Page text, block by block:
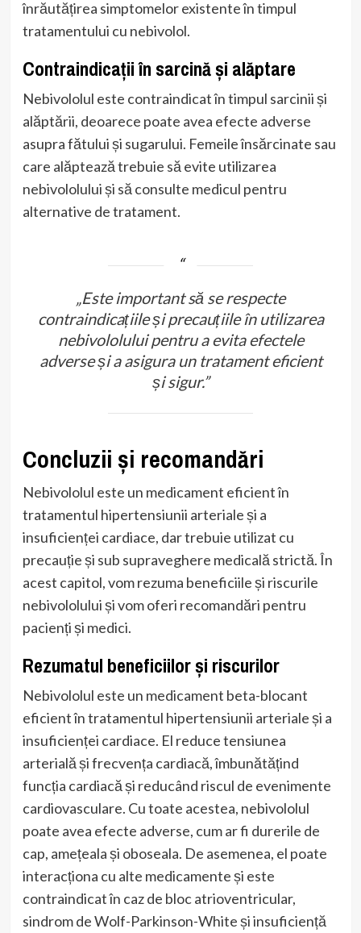
înrăutățirea simptomelor existente în timpul
tratamentului cu nebivolol.
Contraindicații în sarcină și alăptare
Nebivololul este contraindicat în timpul sarcinii și
alăptării, deoarece poate avea efecte adverse
asupra fătului și sugarului. Femeile însărcinate sau
care alăptează trebuie să evite utilizarea
nebivololului și să consulte medicul pentru
alternative de tratament.
„Este important să se respecte
contraindicațiile și precauțiile în utilizarea
nebivololului pentru a evita efectele
adverse și a asigura un tratament eficient
și sigur.”
Concluzii și recomandări
Nebivololul este un medicament eficient în
tratamentul hipertensiunii arteriale și a
insuficienței cardiace, dar trebuie utilizat cu
precauție și sub supraveghere medicală strictă. În
acest capitol, vom rezuma beneficiile și riscurile
nebivololului și vom oferi recomandări pentru
pacienți și medici.
Rezumatul beneficiilor și riscurilor
Nebivololul este un medicament beta-blocant
eficient în tratamentul hipertensiunii arteriale și a
insuficienței cardiace. El reduce tensiunea
arterială și frecvența cardiacă, îmbunătățind
funcția cardiacă și reducând riscul de evenimente
cardiovasculare. Cu toate acestea, nebivololul
poate avea efecte adverse, cum ar fi durerile de
cap, amețeala și oboseala. De asemenea, el poate
interacționa cu alte medicamente și este
contraindicat în caz de bloc atrioventricular,
sindrom de Wolf-Parkinson-White și insuficiență